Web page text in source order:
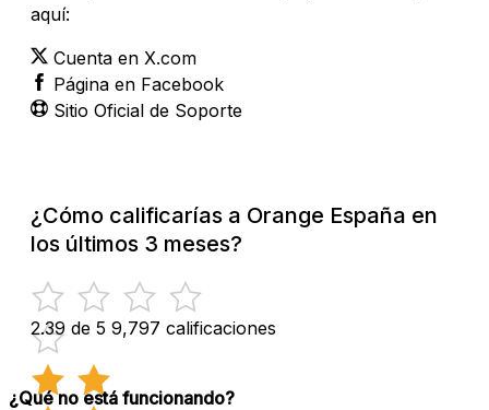
aquí:
Cuenta en X.com
Página en Facebook
Sitio Oficial de Soporte
¿Cómo calificarías a Orange España en
los últimos 3 meses?
2.39 de 5 9,797 calificaciones
¿Qué no está funcionando?